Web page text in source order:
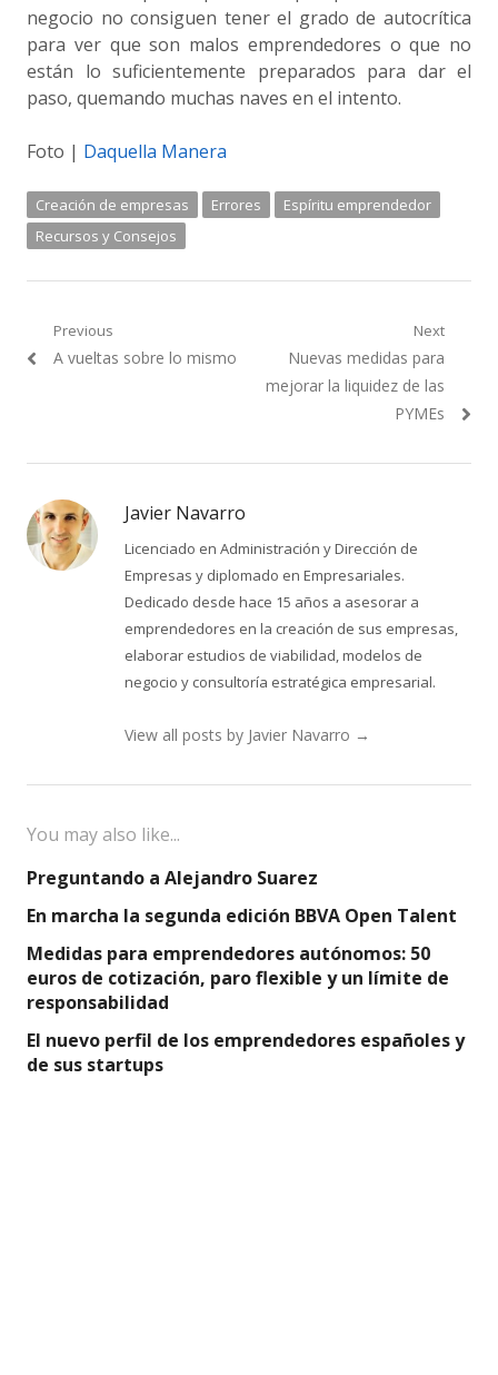
negocio no consiguen tener el grado de autocrítica
para ver que son malos emprendedores o que no
están lo suficientemente preparados para dar el
paso, quemando muchas naves en el intento.
Foto | Daquella Manera
Creación de empresas Errores
Espíritu emprendedor
Recursos y Consejos
Navegación
de
Previous
Previous
A vueltas sobre lo mismo
Next
Next
post:
Nuevas medidas para
mejorar la liquidez de las
PYMEs
Javier Navarro
Licenciado en Administración y Dirección de
Empresas y diplomado en Empresariales.
Dedicado desde hace 15 años a asesorar a
emprendedores en la creación de sus empresas,
elaborar estudios de viabilidad, modelos de
negocio y consultoría estratégica empresarial.
View all posts by Javier Navarro →
You may also like...
Preguntando a Alejandro Suarez
En marcha la segunda edición BBVA Open Talent
Medidas para emprendedores autónomos: 50
euros de cotización, paro flexible y un límite de
responsabilidad
El nuevo perfil de los emprendedores españoles y
de sus startups